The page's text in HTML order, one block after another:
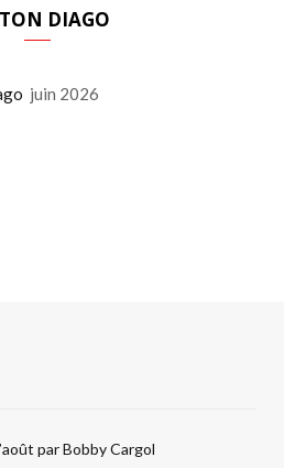
DIAGO
juin 2026
par Bobby Cargol